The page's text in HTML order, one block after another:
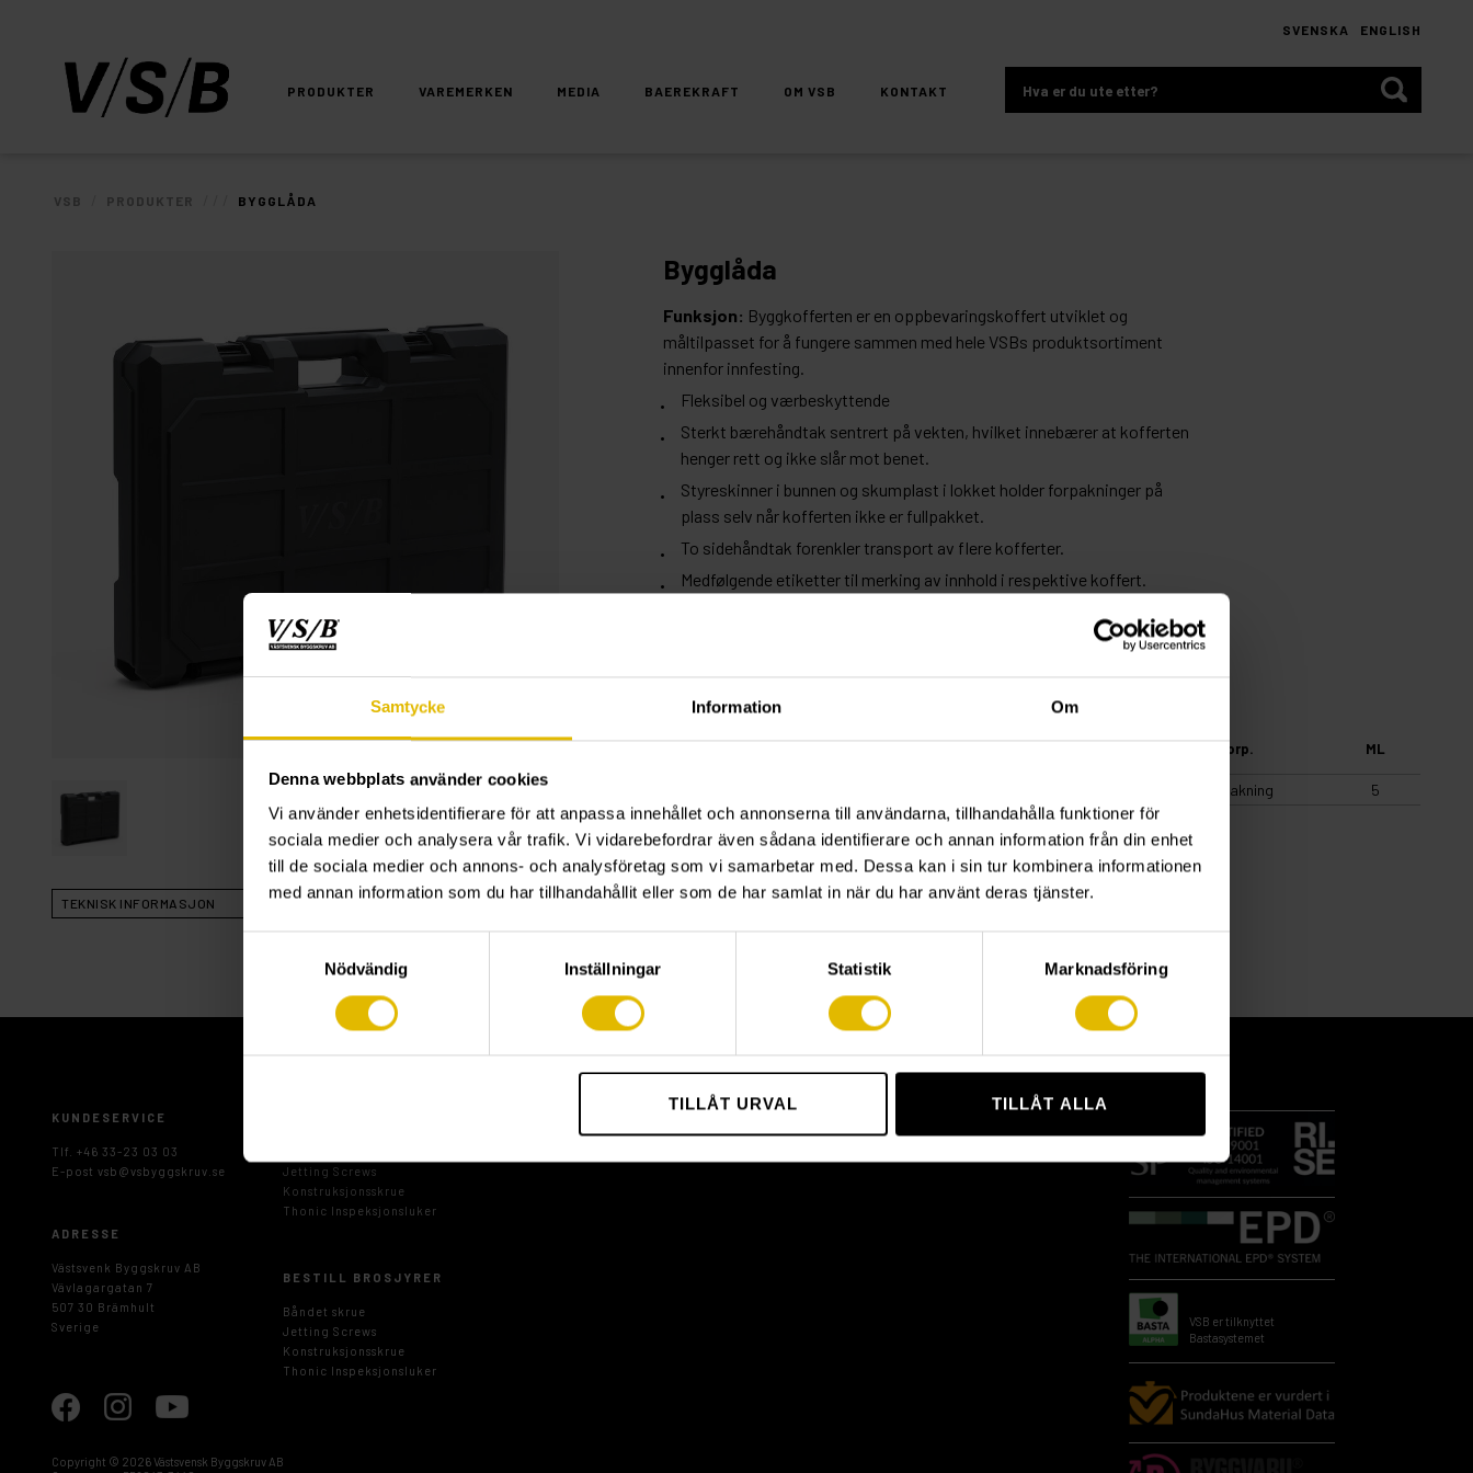
Samtycke Information Om
Denna webbplats använder cookies
Vi använder enhetsidentifierare för att anpassa innehållet och annonserna till användarna, tillhandahålla funktioner för
sociala medier och analysera vår trafik. Vi vidarebefordrar även sådana identifierare och annan information från din enhet
till de sociala medier och annons- och analysföretag som vi samarbetar med. Dessa kan i sin tur kombinera informationen
med annan information som du har tillhandahållit eller som de har samlat in när du har använt deras tjänster.
Nödvändig
Inställningar Statistik Marknadsföring
TILLÅT URVAL TILLÅT ALLA
PRODUKTER VAREMERKEN MEDIA BAEREKRAFT OM VSB KONTAKT
du
SVENSKA ENGLISH
VSB PRODUKTER BYGGLÅDA
TEKNISK INFORMASJON
Bygglåda
Funksjon: Byggkofferten er en oppbevaringskoffert utviklet og
måltilpasset for å fungere sammen med hele VSBs produktsortiment
innenfor innfesting.
Fleksibel og værbeskyttende
Sterkt bærehåndtak sentrert på vekten, hvilket innebærer at kofferten
henger rett og ikke slår mot benet.
Styreskinner i bunnen og skumplast i lokket holder forpakninger på
plass selv når kofferten ikke er fullpakket.
To sidehåndtak forenkler transport av flere kofferter.
Medfølgende etiketter til merking av innhold i respektive koffert.
ENHETSVEILEDNING
Forp. ML
Forpakning 5
KUNDESERVICE
Tlf. +46 33-23 03 03
E-post vsb@vsbyggskruv.se
Jetting Screws
Konstruksjonsskrue
Thonic Inspeksjonsluker
ADRESSE
Västsvenk Byggskruv AB
Vävlagargatan 7
507 30 Brämhult
Sverige
BESTILL BROSJYRER
Båndet skrue
Jetting Screws
Konstruksjonsskrue
Thonic Inspeksjonsluker
VSB er tilknyttet
Bastasystemet
Copyright © 2026 Västsvensk Byggskruv AB